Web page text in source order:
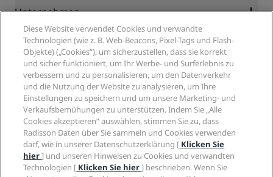
Blog
Neue und aufstrebende Hotels
Radisson Hotels APP
„Sports Approved“-Hotels
Familienfreundliche Hotels
Gesundheit & Sicherheit
Partner
Reisebüros
Unternehmen
Radisson Hotel Group
Medien
Karriere RHG
Karriere PPHE
Karrieren EHL
The Club by RHG
Entwicklungsmöglichkeiten
Responsible Business – Unser Engagement
Einkauf
Rechtliches
Privacy Centre
Rechtliche Hinweise
Radisson Rewards Geschäftsbedingungen
Website-Nutzungsvereinbarung
Digitale Barrierefreiheit
Moderne Sklaverei – Erklärung
Hilfe
Verbrauchermeldungen
Kontakt
FAQ
Inhaltsübersicht
Soziale Medien
Marken von Radisson Hotels
Diese Website verwendet Cookies und verwandte
Technologien (wie z. B. Web-Beacons, Pixel-Tags und Flash-
Objekte) („Cookies“), um sicherzustellen, dass sie korrekt
und sicher funktioniert, um Ihr Werbe- und Surferlebnis zu
verbessern und zu personalisieren, um den Datenverkehr
und die Nutzung der Website zu analysieren, um Ihre
Einstellungen zu speichern und um unsere Marketing- und
Verkaufsbemühungen zu unterstützen. Indem Sie „Alle
Cookies akzeptieren“ auswählen, stimmen Sie zu, dass
Radisson Daten über Sie sammeln und Cookies verwenden
darf, wie in unserer Datenschutzerklärung [ Klicken Sie
hier] und unseren Hinweisen zu Cookies und verwandten
Technologien [ Klicken Sie hier] beschrieben. Wenn Sie